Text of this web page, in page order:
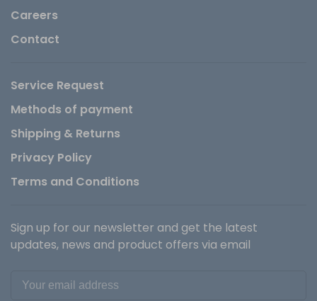
Careers
Contact
Service Request
Methods of payment
Shipping & Returns
Privacy Policy
Terms and Conditions
Sign up for our newsletter and get the latest
updates, news and product offers via email